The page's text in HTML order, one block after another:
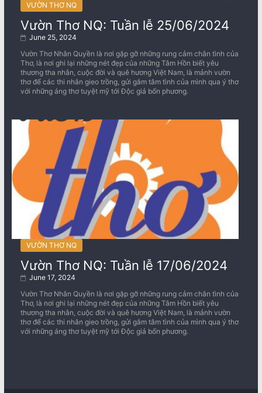
VƯỜN THƠ NQ
Vườn Thơ NQ: Tuần lễ 25/06/2024
June 25, 2024
Vườn Thơ Nhân Quyền là nơi gặp gỡ những rung cảm chân tình của
Thơ, là nơi ghi lại những nét đẹp của những Tâm Hồn biết yêu
thương tha nhân, cuộc đời và quê hương Việt Nam, là mảnh vườn
thơ để các thi nhân gieo trồng, gửi gắm tâm tình của mình qua ý thơ
với những áng thơ tuyệt mỹ tới Độc giả bốn phương.
VƯỜN THƠ NQ
Vườn Thơ NQ: Tuần lễ 17/06/2024
June 17, 2024
Vườn Thơ Nhân Quyền là nơi gặp gỡ những rung cảm chân tình của
Thơ, là nơi ghi lại những nét đẹp của những Tâm Hồn biết yêu
thương tha nhân, cuộc đời và quê hương Việt Nam, là mảnh vườn
thơ để các thi nhân gieo trồng, gửi gắm tâm tình của mình qua ý thơ
với những áng thơ tuyệt mỹ tới Độc giả bốn phương.